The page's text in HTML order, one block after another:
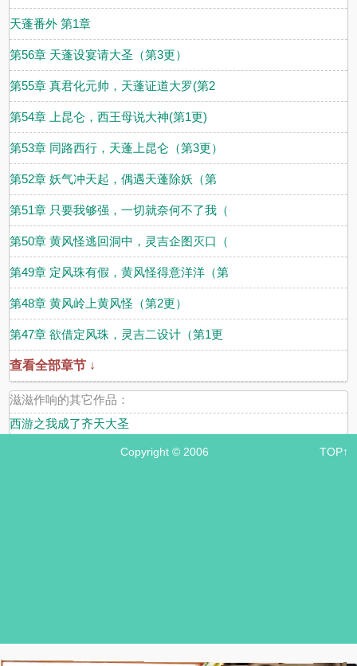
天蓬番外 第1章
第56章 天蓬设宴请大圣（第3更）
第55章 真君化元帅，天蓬证道大罗(第2
第54章 上昆仑，西王母说大神(第1更)
第53章 同路西行，天蓬上昆仑（第3更）
第52章 妖气冲天起，偶遇天蓬除妖（第
第51章 只要我够强，一切就奈何不了我（
第50章 黄风怪逃回洞中，灵吉企图灭口（
第49章 定风珠有假，黄风怪得意洋洋（第
第48章 黄风岭上黄风怪（第2更）
第47章 欲借定风珠，灵吉二设计（第1更
查看全部章节 ↓
滋滋作响的其它作品：
西游之我成了齐天大圣
Copyright © 2006 TOP↑